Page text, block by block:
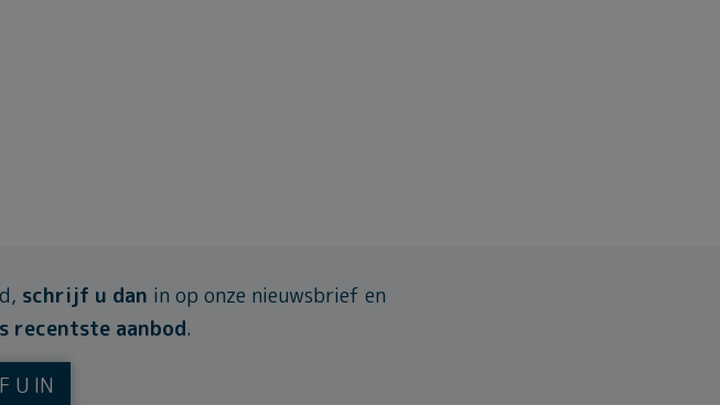
schrijf u dan in op onze nieuwsbrief en
recentste aanbod.
U IN